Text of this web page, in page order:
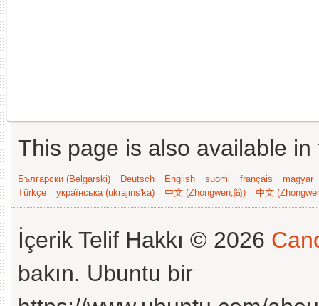
This page is also available
Български (Bəlgarski) Deutsch English suomi français
magyar
Türkçe
українська (ukrajins'ka) 中文 (Zhongwen,简) 中文
İçerik Telif Hakkı © 2026
bakın. Ubuntu bir